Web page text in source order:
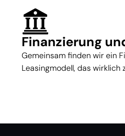
Finanzierung
Gemeinsam finden wir ein
Leasingmodell, das wirklich